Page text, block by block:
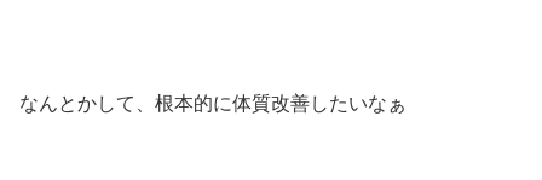
なんとかして、根本的に体質改善したいなぁ